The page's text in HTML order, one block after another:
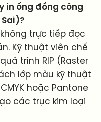
in ống đồng công
trực tiếp đọc
Kỹ thuật viên chế
trình RIP (Raster
lớp màu kỹ thuật
hoặc Pantone
các trục kim loại